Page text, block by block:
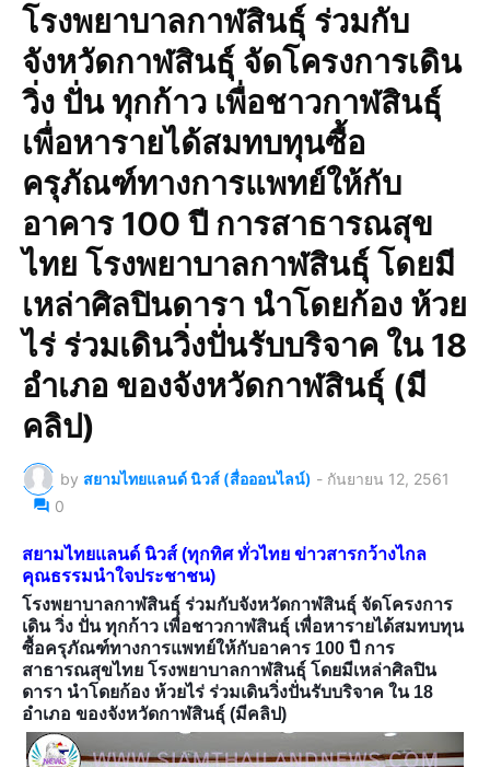
โรงพยาบาลกาฬสินธุ์ ร่วมกับ
จังหวัดกาฬสินธุ์ จัดโครงการเดิน
วิ่ง ปั่น ทุกก้าว เพื่อชาวกาฬสินธุ์
เพื่อหารายได้สมทบทุนซื้อ
ครุภัณฑ์ทางการแพทย์ให้กับ
อาคาร 100 ปี การสาธารณสุข
ไทย โรงพยาบาลกาฬสินธุ์ โดยมี
เหล่าศิลปินดารา นำโดยก้อง ห้วย
ไร่ ร่วมเดินวิ่งปั่นรับบริจาค ใน 18
อำเภอ ของจังหวัดกาฬสินธุ์ (มี
คลิป)
by สยามไทยแลนด์ นิวส์ (สื่อออนไลน์) - กันยายน 12, 2561
0
สยามไทยแลนด์ นิวส์ (ทุกทิศ ทั่วไทย ข่าวสารกว้างไกล
คุณธรรมนำใจประชาชน)
โรงพยาบาลกาฬสินธุ์ ร่วมกับจังหวัดกาฬสินธุ์ จัดโครงการ
เดิน วิ่ง ปั่น ทุกก้าว เพื่อชาวกาฬสินธุ์ เพื่อหารายได้สมทบทุน
ซื้อครุภัณฑ์ทางการแพทย์ให้กับอาคาร 100 ปี การ
สาธารณสุขไทย โรงพยาบาลกาฬสินธุ์ โดยมีเหล่าศิลปิน
ดารา นำโดยก้อง ห้วยไร่ ร่วมเดินวิ่งปั่นรับบริจาค ใน 18
อำเภอ ของจังหวัดกาฬสินธุ์ (มีคลิป)